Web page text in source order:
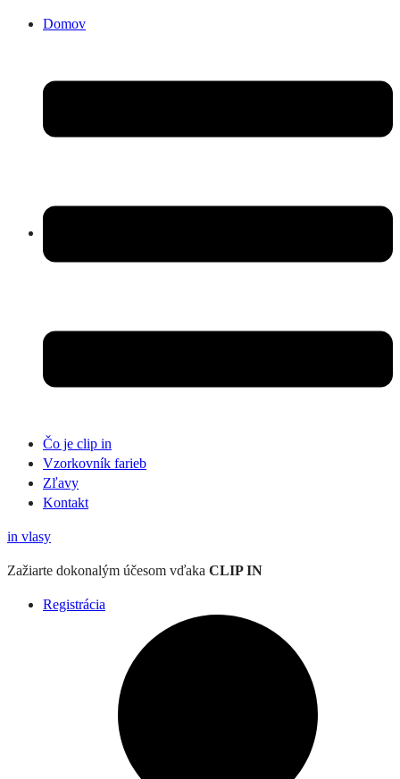
Domov
Čo je clip in
Vzorkovník farieb
Zľavy
Kontakt
in vlasy
Zažiarte dokonalým účesom vďaka CLIP IN
Registrácia